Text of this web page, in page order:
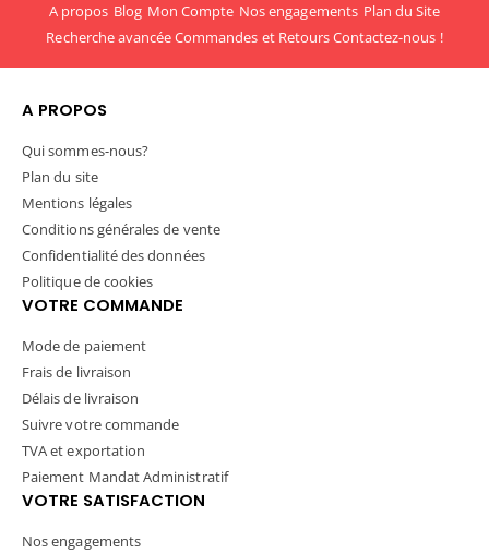
A propos Blog Mon Compte Nos engagements Plan du Site
Recherche avancéeCommandes et RetoursContactez-nous !
A PROPOS
Qui sommes-nous?
Plan du site
Mentions légales
Conditions générales de vente
Confidentialité des données
Politique de cookies
VOTRE COMMANDE
Mode de paiement
Frais de livraison
Délais de livraison
Suivre votre commande
TVA et exportation
Paiement Mandat Administratif
VOTRE SATISFACTION
Nos engagements